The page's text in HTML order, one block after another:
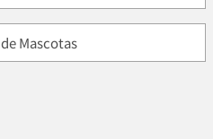
Mascotas